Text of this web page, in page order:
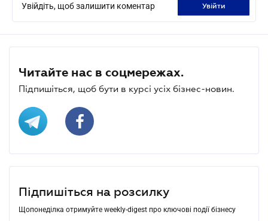
Увійдіть, щоб залишити коментар увійти
Читайте нас в соцмережах.
Підпишіться, щоб бути в курсі усіх бізнес-новин.
Підпишіться на розсилку
Щопонеділка отримуйте weekly-digest про ключові події бізнесу